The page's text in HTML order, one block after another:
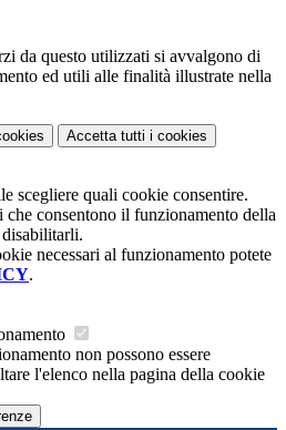
da questo utilizzati si avvalgono di
ed utili alle finalità illustrate nella
Accetta tutti i cookies
scegliere quali cookie consentire.
consentono il funzionamento della
necessari al funzionamento potete
.
non possono essere
l'elenco nella pagina della cookie